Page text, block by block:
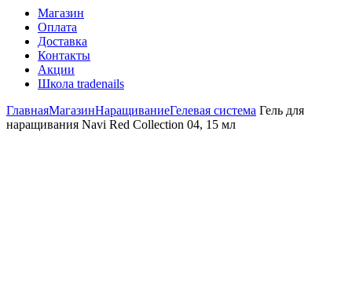
Магазин
Оплата
Доставка
Контакты
Акции
Школа tradenails
ГлавнаяМагазинНаращиваниеГелевая система Гель для
наращивания Navi Red Collection 04, 15 мл